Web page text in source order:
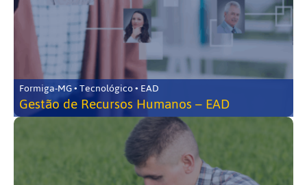
Formiga-MG • Tecnológico • EAD
Gestão de Recursos Humanos – EAD